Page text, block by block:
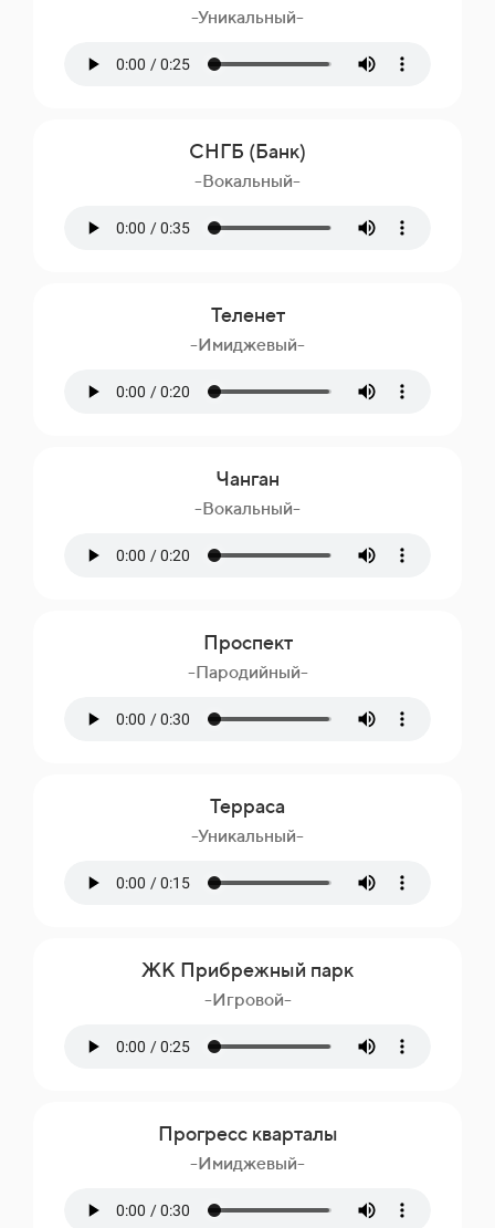
-Уникальный-
СНГБ (Банк)
-Вокальный-
Теленет
-Имиджевый-
Чанган
-Вокальный-
Проспект
-Пародийный-
Терраса
-Уникальный-
ЖК Прибрежный парк
-Игровой-
Прогресс кварталы
-Имиджевый-